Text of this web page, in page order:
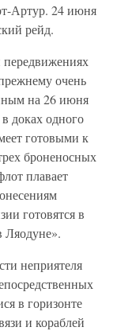
Артур. 24 июня
рейд.
передвижениях
очень
на 26 июня
доках одного
готовыми к
броненосных
плавает
готовятся в
Ляодуне».
неприятеля
в горизонте
и кораблей